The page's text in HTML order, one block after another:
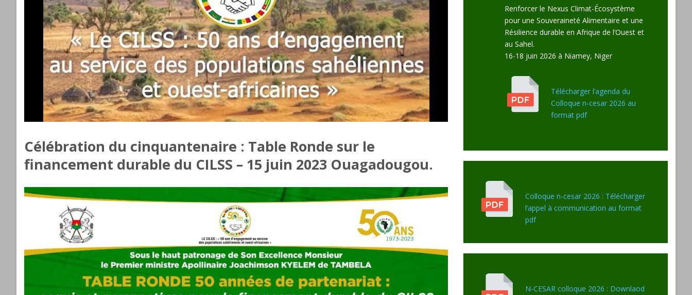
Célébration du cinquantenaire : Table Ronde sur le
financement durable du CILSS – 15 juin 2023 Ouagadougou.
Renforcer le Nexus Climat-Écosystème
pour une Souveraineté Alimentaire et une
Résilience durable en Afrique de l’Ouest et
au Sahel.
16-18 juin 2026 à Niamey, Niger
Télécharger l’agenda du
Colloque n-cesar 2026 au
format pdf
Colloque n-cesar 2026 : Télécharger
l’appel à communication au format
pdf
N-CESAR colloque 2026 : Downlaod